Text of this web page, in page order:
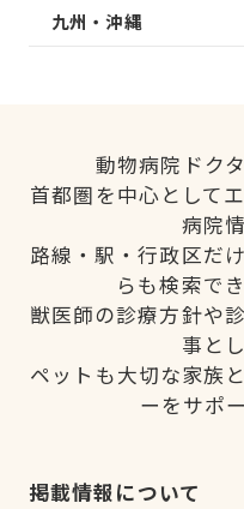
九州・沖縄
動物病院ドク
首都圏を中心として
病院
路線・駅・行政区だ
らも検索で
獣医師の診療方針や
事と
ペットも大切な家族
ーをサポ
掲載情報について